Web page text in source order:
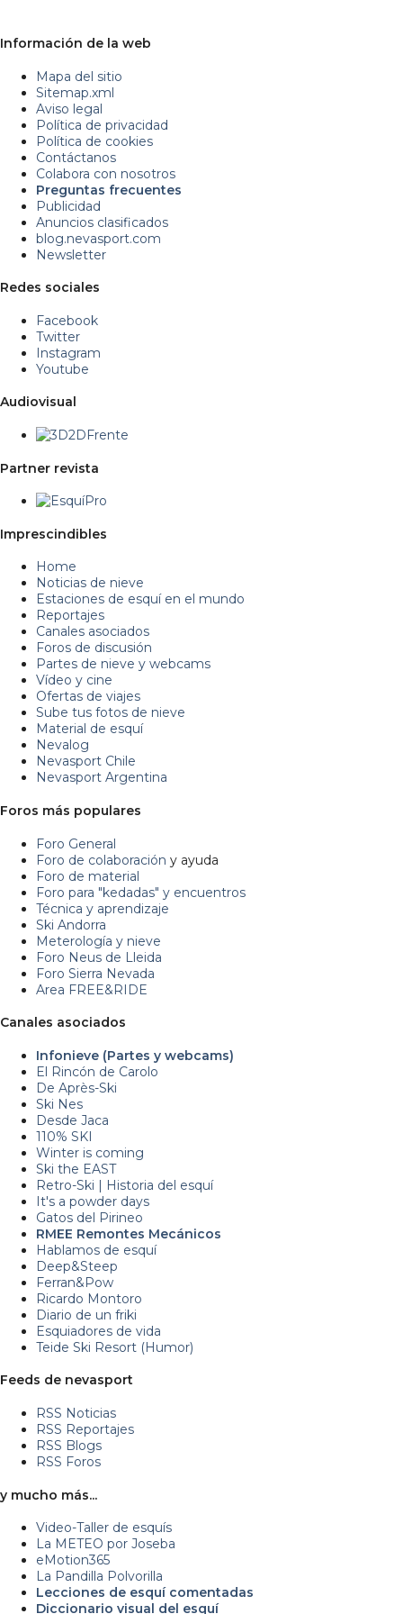
Información de la web
Mapa del sitio
Sitemap.xml
Aviso legal
Política de privacidad
Política de cookies
Contáctanos
Colabora con nosotros
Preguntas frecuentes
Publicidad
Anuncios clasificados
blog.nevasport.com
Newsletter
Redes sociales
Facebook
Twitter
Instagram
Youtube
Audiovisual
Partner revista
Imprescindibles
Home
Noticias de nieve
Estaciones de esquí en el mundo
Reportajes
Canales asociados
Foros de discusión
Partes de nieve y webcams
Vídeo y cine
Ofertas de viajes
Sube tus fotos de nieve
Material de esquí
Nevalog
Nevasport Chile
Nevasport Argentina
Foros más populares
Foro General
Foro de colaboración y ayuda
Foro de material
Foro para "kedadas" y encuentros
Técnica y aprendizaje
Ski Andorra
Meterología y nieve
Foro Neus de Lleida
Foro Sierra Nevada
Area FREE&RIDE
Canales asociados
Infonieve (Partes y webcams)
El Rincón de Carolo
De Après-Ski
Ski Nes
Desde Jaca
110% SKI
Winter is coming
Ski the EAST
Retro-Ski | Historia del esquí
It's a powder days
Gatos del Pirineo
RMEE Remontes Mecánicos
Hablamos de esquí
Deep&Steep
Ferran&Pow
Ricardo Montoro
Diario de un friki
Esquiadores de vida
Teide Ski Resort (Humor)
Feeds de nevasport
RSS Noticias
RSS Reportajes
RSS Blogs
RSS Foros
y mucho más...
Video-Taller de esquís
La METEO por Joseba
eMotion365
La Pandilla Polvorilla
Lecciones de esquí comentadas
Diccionario visual del esquí